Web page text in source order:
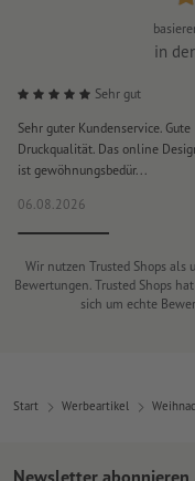
in
Sehr gut
Sehr guter Kundenservice. Gute
Druckqualität. Das online
ist gewöhnungsbedür...
06.08.2026
Wir nutzen Trusted Shops
Bewertungen. Trusted Shops
sich um echte
Start Werbeartikel